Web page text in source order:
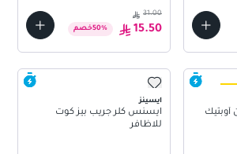
31.00
15.50
50% خصم
ايسينز
ايسنس كلر جريب بيز كوت
للاظافر